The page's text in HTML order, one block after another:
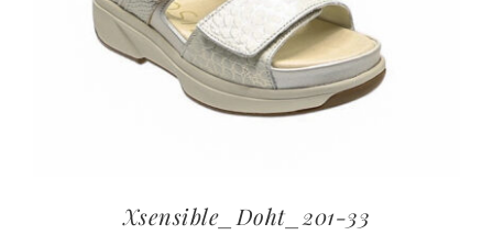
Xsensible_Doht_201-33